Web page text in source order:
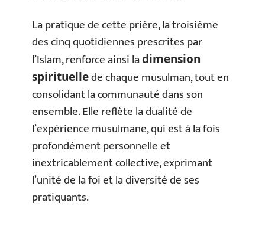
La pratique de cette prière, la troisième
des cinq quotidiennes prescrites par
l’Islam, renforce ainsi ladimension
spirituellede chaque musulman, tout en
consolidant la communauté dans son
ensemble. Elle reflète la dualité de
l’expérience musulmane, qui est à la fois
profondément personnelle et
inextricablement collective, exprimant
l’unité de la foi et la diversité de ses
pratiquants.